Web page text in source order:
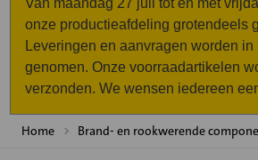
Van maandag 27 juli tot en met
onze productieafdeling grotendeels
Leveringen en aanvragen worden
genomen. Onze voorraadartikelen
verzonden. We wensen iedereen
Home Brand- en rookwerende